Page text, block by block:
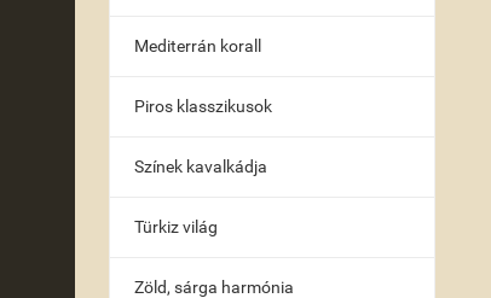
Mediterrán korall
Piros klasszikusok
Színek kavalkádja
Türkiz világ
Zöld, sárga harmónia